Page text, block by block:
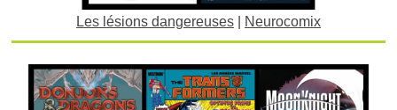
Les lésions dangereuses Neurocomix